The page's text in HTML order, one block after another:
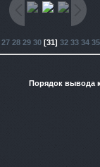
27 28 29 30[31] 32 33 34 35
Порядок вывода